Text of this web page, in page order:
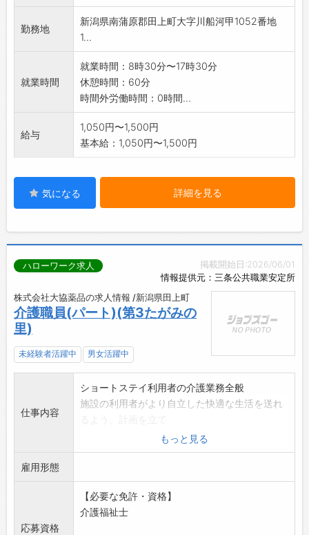
勤務地
新潟県南蒲原郡田上町大字川船河甲1052番地
1...
就業時間
就業時間：8時30分〜17時30分
休憩時間：60分
時間外労働時間：0時間...
給与
1,050円〜1,500円
基本給：1,050円〜1,500円
気になる 詳細を見る
掲載開始日:2026/06/01
情報提供元：三条公共職業安定所
ハローワーク求人
株式会社大協薬品の求人情報 /新潟県田上町
介護職員(パート)(第3たがみの
里)
未経験者活躍中 男女活躍中
仕事内容
ショートステイ利用者の介護業務全般
施設の利用者がより自立した快適な生活を送れ
援助していただきます。
食事・入浴・排泄の世話をはじめ、身体を動か
介助し、清潔を保つ等細かいケアをしていただ
きます。
変更範囲:会社の定める業務
もっと見る
雇用形態
応募資格
【必要な免許・資格】
介護福祉士